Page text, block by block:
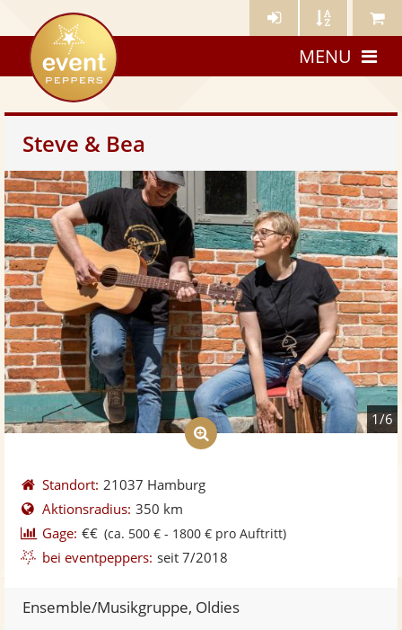
Künstler- Künstler Meine
eventpeppers
MENU
Steve & Bea
1/6
Standort: 21037 Hamburg
Aktionsradius: 350 km
Gage: €€ (ca. 500 € - 1800 € pro Auftritt)
bei eventpeppers: seit 7/2018
Ensemble/Musikgruppe, Oldies